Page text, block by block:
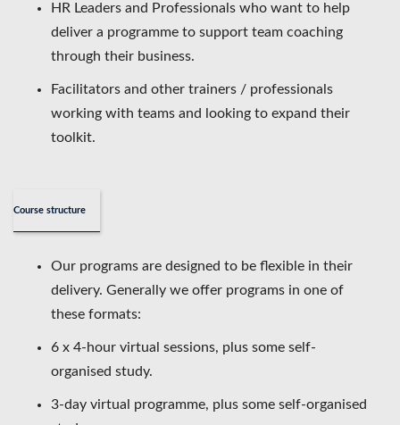
HR Leaders and Professionals who want to help
deliver a programme to support team coaching
through their business.
Facilitators and other trainers / professionals
working with teams and looking to expand their
toolkit.
Course structure
Our programs are designed to be flexible in their
delivery. Generally we offer programs in one of
these formats:
6 x 4-hour virtual sessions, plus some self-
organised study.
3-day virtual programme, plus some self-organised